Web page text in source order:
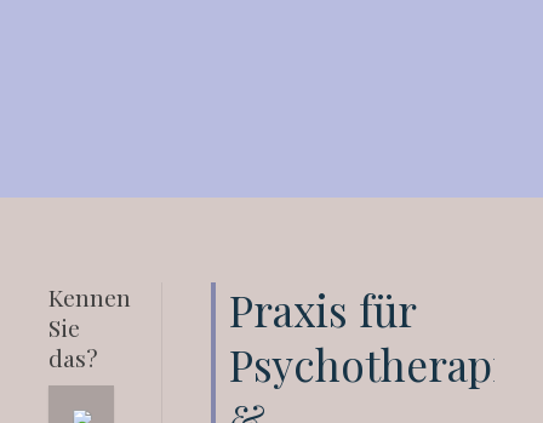
Kennen
Sie
das?
Praxis für
Psychotherapie